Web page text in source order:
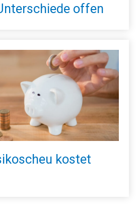
offen
kostet